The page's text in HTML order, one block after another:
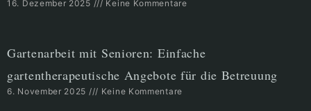
16. Dezember 2025 Keine Kommentare
Gartenarbeit mit Senioren: Einfache
gartentherapeutische Angebote für die Betreuung
6. November 2025 Keine Kommentare